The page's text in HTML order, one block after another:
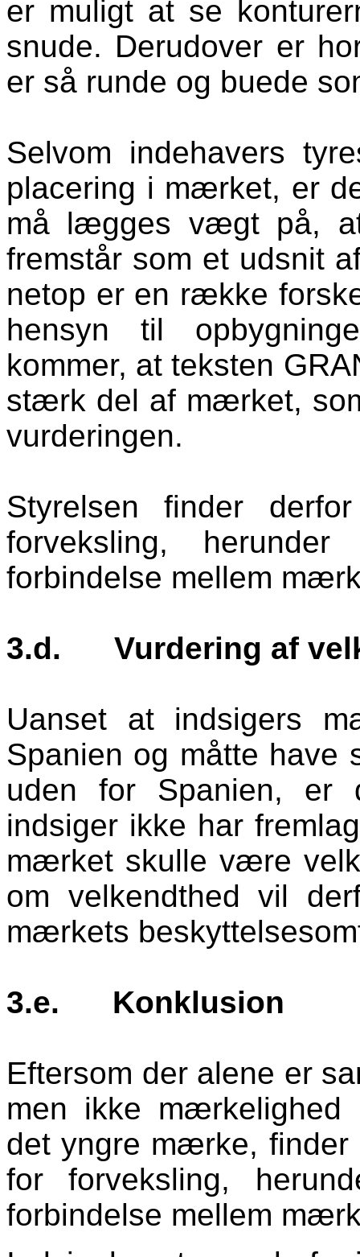
er muligt at se
snude. Derudover er
er så runde og buede
Selvom indehavers
placering i mærket, er
må lægges vægt på,
fremstår som et udsnit
netop er en række
hensyn til
kommer, at teksten
stærk del af mærket,
vurderingen.
Styrelsen finder
forveksling,
forbindelse mellem
3.d. Vurdering af
Uanset at indsigers
Spanien og måtte have
uden for Spanien, er
indsiger ikke har
mærket skulle være
om velkendthed vil
mærkets
3.e. Konklusion
Eftersom der alene er
men ikke mærkelighed
det yngre mærke,
for forveksling,
forbindelse mellem